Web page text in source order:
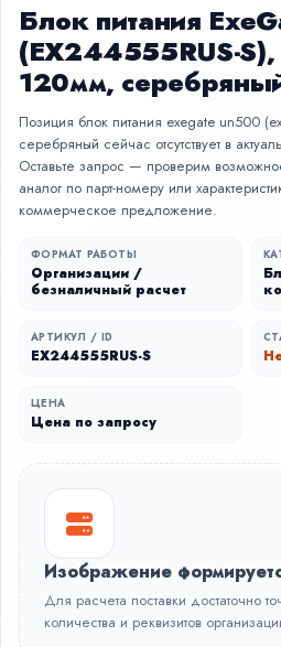
Блок питания
(EX244555RUS-
120мм,
Позиция блок питания exegate un500
серебряный сейчас отсутствует в
Оставьте запрос — проверим
аналог по парт-номеру или
коммерческое предложение.
ФОРМАТ РАБОТЫ
Организации /
безналичный расчет
АРТИКУЛ / ID
EX244555RUS-S
ЦЕНА
Цена по запросу
Изображение
Для расчета поставки достаточно
количества и реквизитов